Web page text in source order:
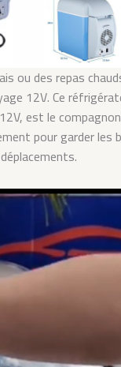
ou des repas
12V. Ce
est le
pour garder les